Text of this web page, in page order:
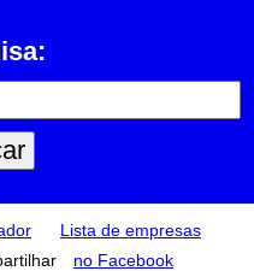
Lista de empresas
no Facebook